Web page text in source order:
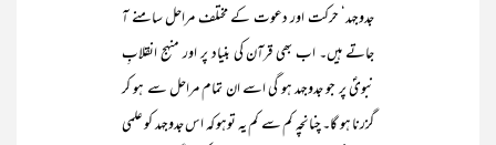
جدوجہد‘ حرکت اور دعوت کے مختلف مراحل سامنے آ
جاتے ہیں۔ اب بھی قرآن کی بنیاد پر اور منہج انقلابِ
نبویؐ پر جو جدوجہد ہو گی اسے ان تمام مراحل سے ہو کر
گزرنا ہو گا۔ چنانچہ کم سے کم یہ توہو کہ اس جدوجہد کو علمی